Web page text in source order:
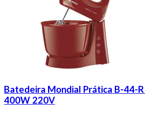
Batedeira Mondial Prática B-44-
400W 220V